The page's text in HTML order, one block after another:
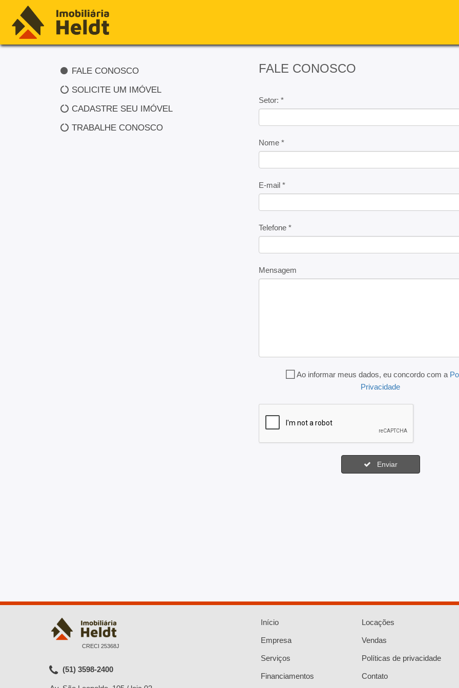
FALE CONOSCO
SOLICITE UM IMÓVEL
CADASTRE SEU IMÓVEL
TRABALHE CONOSCO
FALE CONOSCO
Setor: *
Nome *
E-mail *
Telefone *
Mensagem
Ao informar meus dados, eu concordo com a
Privacidade
Enviar
CRECI 25368J
(51) 3598-2400
Início
Empresa
Serviços
Financiamentos
Locações
Vendas
Políticas de privacidade
Contato